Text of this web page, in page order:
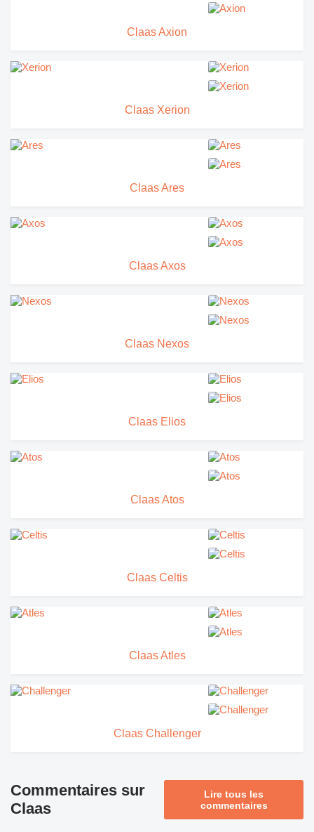
Claas Axion
Claas Xerion
Claas Ares
Claas Axos
Claas Nexos
Claas Elios
Claas Atos
Claas Celtis
Claas Atles
Claas Challenger
Commentaires sur
Claas
Lire tous les
commentaires